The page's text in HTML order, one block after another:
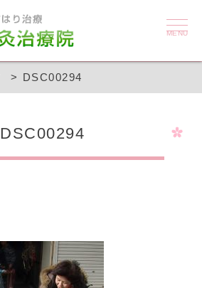
MENU
DSC00294
DSC00294